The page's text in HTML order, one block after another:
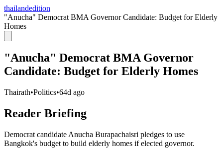
thailandedition
"Anucha" Democrat BMA Governor Candidate: Budget for Elderly
Homes
"Anucha" Democrat BMA Governor
Candidate: Budget for Elderly Homes
Thairath•Politics•64d ago
Reader Briefing
Democrat candidate Anucha Burapachaisri pledges to use
Bangkok's budget to build elderly homes if elected governor.